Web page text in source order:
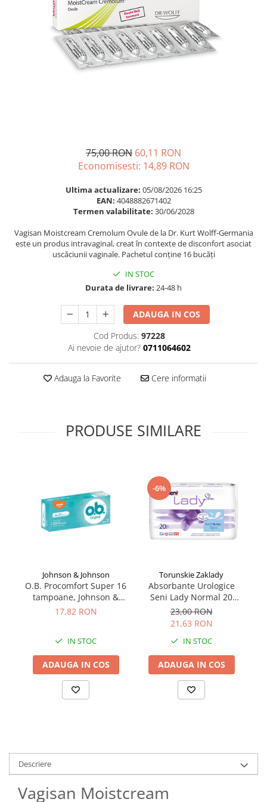
Par si unghii
Probiotice si prebiotice
Somn stres si anxietate
Supliment Complexe
Supliment Vitamina B
Supliment Vitamina C
Supliment Zinc
Tincturi si Gemoderivate
Tuse gat si respiratie
Ingrijire par
Balsam masca si tratament
Produse cu SPF Pentru Fata
Repelenti insecte
75,00 RON 60,11 RON
Economisesti: 14,89 RON
Ultima actualizare: 05/08/2026 16:25
EAN: 4048882671402
Termen valabilitate: 30/06/2028
Vagisan Moistcream Cremolum Ovule de la Dr. Kurt Wolff-Germania
este un produs intravaginal, creat în contexte de disconfort asociat
uscăciunii vaginale. Pachetul conține 16 bucăți
IN STOC
Durata de livrare: 24-48 h
ADAUGA IN COS
Cod Produs: 97228
Ai nevoie de ajutor? 0711064602
Adauga la Favorite Cere informatii
PRODUSE SIMILARE
Johnson & Johnson
O.B. Procomfort Super 16
tampoane, Johnson &
Johnson
17,82 RON
IN STOC
ADAUGA IN COS
-6%
Torunskie Zaklady
Absorbante Urologice
Seni Lady Normal 20
bucăți
23,00 RON
21,63 RON
IN STOC
ADAUGA IN COS
Descriere
Vagisan Moistcream